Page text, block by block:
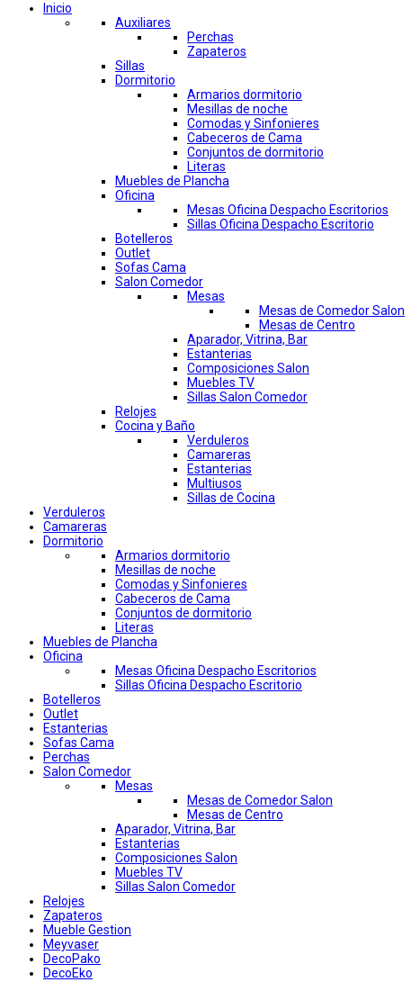
Inicio
Auxiliares
Perchas
Zapateros
Sillas
Dormitorio
Armarios dormitorio
Mesillas de noche
Comodas y Sinfonieres
Cabeceros de Cama
Conjuntos de dormitorio
Literas
Muebles de Plancha
Oficina
Mesas Oficina Despacho Escritorios
Sillas Oficina Despacho Escritorio
Botelleros
Outlet
Sofas Cama
Salon Comedor
Mesas
Mesas de Comedor Salon
Mesas de Centro
Aparador, Vitrina, Bar
Estanterias
Composiciones Salon
Muebles TV
Sillas Salon Comedor
Relojes
Cocina y Baño
Verduleros
Camareras
Estanterias
Multiusos
Sillas de Cocina
Verduleros
Camareras
Dormitorio
Armarios dormitorio
Mesillas de noche
Comodas y Sinfonieres
Cabeceros de Cama
Conjuntos de dormitorio
Literas
Muebles de Plancha
Oficina
Mesas Oficina Despacho Escritorios
Sillas Oficina Despacho Escritorio
Botelleros
Outlet
Estanterias
Sofas Cama
Perchas
Salon Comedor
Mesas
Mesas de Comedor Salon
Mesas de Centro
Aparador, Vitrina, Bar
Estanterias
Composiciones Salon
Muebles TV
Sillas Salon Comedor
Relojes
Zapateros
Mueble Gestion
Meyvaser
DecoPako
DecoEko